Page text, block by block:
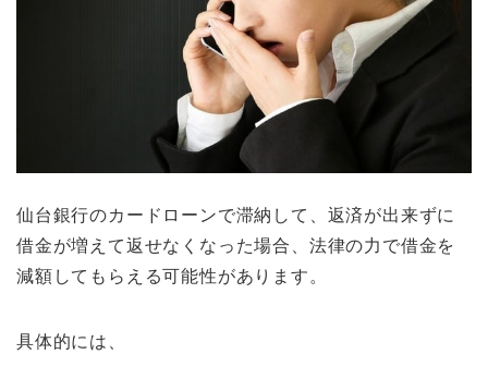
仙台銀行のカードローンで滞納して、返済が出来ずに
借金が増えて返せなくなった場合、法律の力で借金を
減額してもらえる可能性があります。
具体的には、